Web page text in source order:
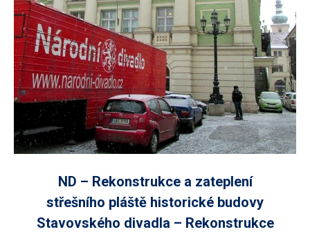
ND – Rekonstrukce a zateplení
střešního pláště historické budovy
Stavovského divadla – Rekonstrukce